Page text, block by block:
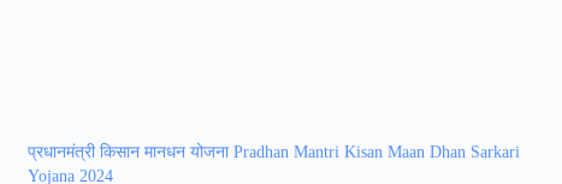
प्रधानमंत्री किसान मानधन योजना Pradhan Mantri Kisan Maan Dhan Sarkari
Yojana 2024